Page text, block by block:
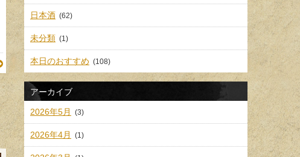
日本酒 (62)
未分類 (1)
本日のおすすめ (108)
アーカイブ
2026年5月 (3)
2026年4月 (1)